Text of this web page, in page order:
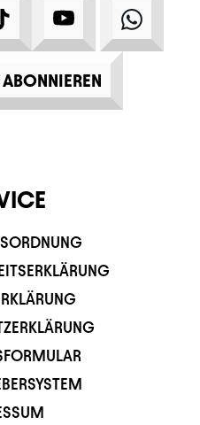
TIKTOK YOUTUBE